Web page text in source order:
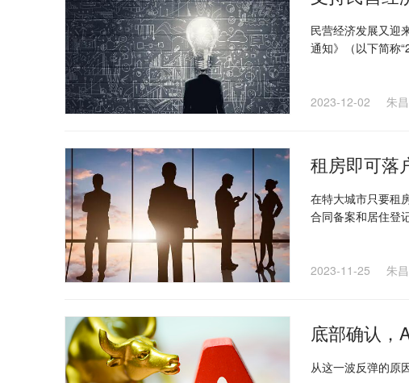
民营经济发展又迎
通知》（以下简称
2023-12-02
朱
在特大城市只要租
合同备案和居住登
2023-11-25 朱
底部确认，
从这一波反弹的原